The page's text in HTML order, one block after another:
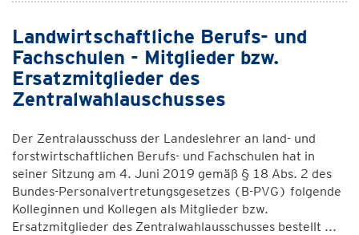
Landwirtschaftliche Berufs- und
Fachschulen - Mitglieder bzw.
Ersatzmitglieder des
Zentralwahlauschusses
Der Zentralausschuss der Landeslehrer an land- und
forstwirtschaftlichen Berufs- und Fachschulen hat in
seiner Sitzung am 4. Juni 2019 gemäß § 18 Abs. 2 des
Bundes-Personalvertretungsgesetzes (B-PVG) folgende
Kolleginnen und Kollegen als Mitglieder bzw.
Ersatzmitglieder des Zentralwahlausschusses bestellt ...